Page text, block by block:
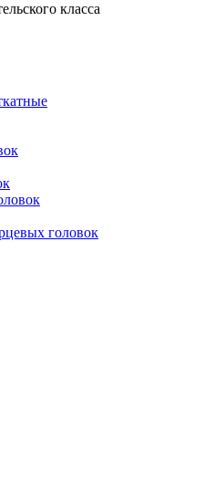
класса
головок